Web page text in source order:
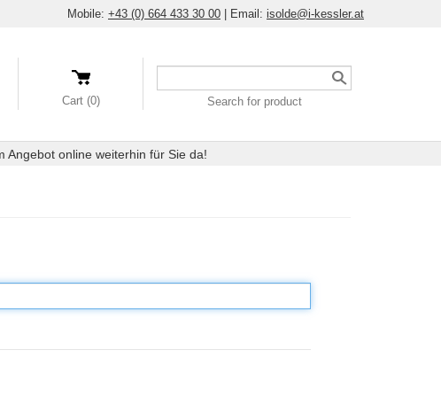
Mobile: +43 (0) 664 433 30 00 | Email: isolde@i-kessler.at
Cart (0)
a
Search for product
Angebot online weiterhin für Sie da!